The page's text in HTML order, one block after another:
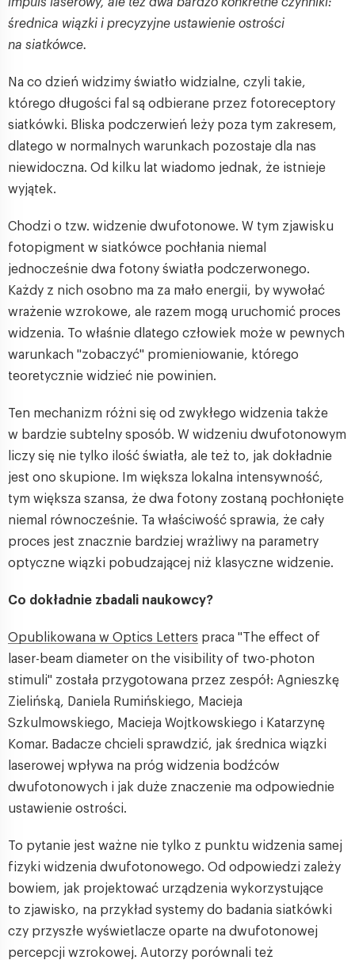
średnica wiązki i precyzyjne ustawienie ostrości
na siatkówce.
Na co dzień widzimy światło widzialne, czyli takie,
którego długości fal są odbierane przez fotoreceptory
siatkówki. Bliska podczerwień leży poza tym zakresem,
dlatego w normalnych warunkach pozostaje dla nas
niewidoczna. Od kilku lat wiadomo jednak, że istnieje
wyjątek.
Chodzi o tzw. widzenie dwufotonowe. W tym zjawisku
fotopigment w siatkówce pochłania niemal
jednocześnie dwa fotony światła podczerwonego.
Każdy z nich osobno ma za mało energii, by wywołać
wrażenie wzrokowe, ale razem mogą uruchomić proces
widzenia. To właśnie dlatego człowiek może w pewnych
warunkach "zobaczyć" promieniowanie, którego
teoretycznie widzieć nie powinien.
Ten mechanizm różni się od zwykłego widzenia także
w bardzie subtelny sposób. W widzeniu dwufotonowym
liczy się nie tylko ilość światła, ale też to, jak dokładnie
jest ono skupione. Im większa lokalna intensywność,
tym większa szansa, że dwa fotony zostaną pochłonięte
niemal równocześnie. Ta właściwość sprawia, że cały
proces jest znacznie bardziej wrażliwy na parametry
optyczne wiązki pobudzającej niż klasyczne widzenie.
Co dokładnie zbadali naukowcy?
Opublikowana w Optics Letters praca "The effect of
laser-beam diameter on the visibility of two-photon
stimuli" została przygotowana przez zespół: Agnieszkę
Zielińską, Daniela Rumińskiego, Macieja
Szkulmowskiego, Macieja Wojtkowskiego i Katarzynę
Komar. Badacze chcieli sprawdzić, jak średnica wiązki
laserowej wpływa na próg widzenia bodźców
dwufotonowych i jak duże znaczenie ma odpowiednie
ustawienie ostrości.
To pytanie jest ważne nie tylko z punktu widzenia samej
fizyki widzenia dwufotonowego. Od odpowiedzi zależy
bowiem, jak projektować urządzenia wykorzystujące
to zjawisko, na przykład systemy do badania siatkówki
czy przyszłe wyświetlacze oparte na dwufotonowej
percepcji wzrokowej. Autorzy porównali też